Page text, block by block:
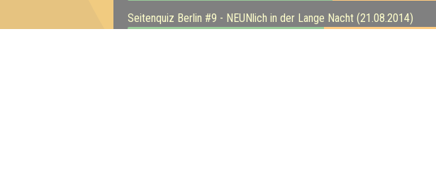
Seitenquiz Berlin #9 - NEUNlich in der Lange Nacht (21.08.2014)